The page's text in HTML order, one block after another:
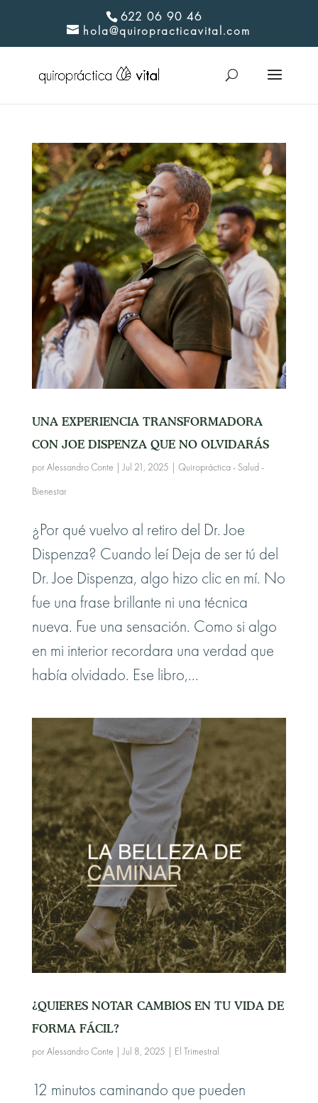
622 06 90 46
hola@quiropracticavital.com
UNA EXPERIENCIA TRANSFORMADORA
CON JOE DISPENZA QUE NO OLVIDARÁS
por Alessandro Conte |Jul 21, 2025 Quiropráctica - Salud -
Bienestar
¿Por qué vuelvo al retiro del Dr. Joe
Dispenza? Cuando leí Deja de ser tú del
Dr. Joe Dispenza, algo hizo clic en mí. No
fue una frase brillante ni una técnica
nueva. Fue una sensación. Como si algo
en mi interior recordara una verdad que
había olvidado. Ese libro,...
¿QUIERES NOTAR CAMBIOS EN TU VIDA DE
FORMA FÁCIL?
por Alessandro Conte |Jul 8, 2025 El Trimestral
12 minutos caminando que pueden